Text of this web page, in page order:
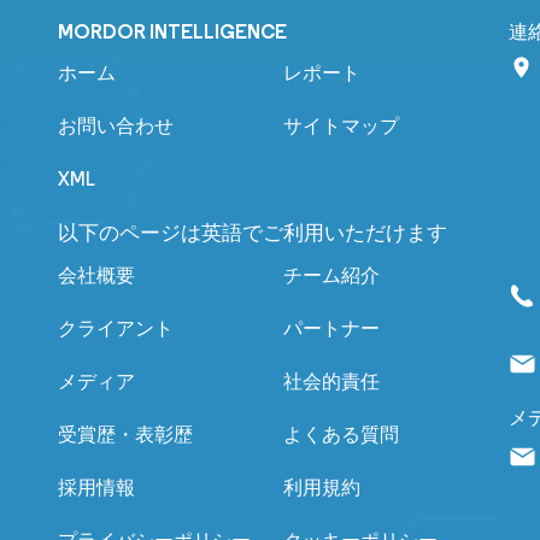
MORDOR INTELLIGENCE
ホーム レポート
お問い合わせ サイトマップ
XML
以下のページは英語でご利用いただけます
会社概要 チーム紹介
クライアント パートナー
メディア 社会的責任
受賞歴・表彰歴 よくある質問
採用情報 利用規約
連
メ